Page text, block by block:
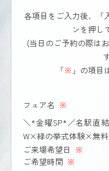
各項目をご入力後、「
ンを押し
(当日のご予約の際は
「※ 」の項目
フェア名 ※
＼*金曜SP*／名駅直
W×緑の挙式体験×無
ご来場希望日 ※
ご希望時間 ※